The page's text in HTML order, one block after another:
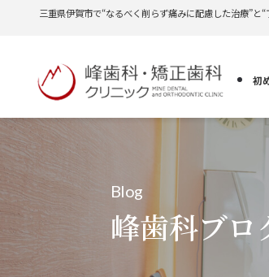
三重県伊賀市で“なるべく削らず痛みに配慮した治療”
初
Blog
峰歯科ブロ